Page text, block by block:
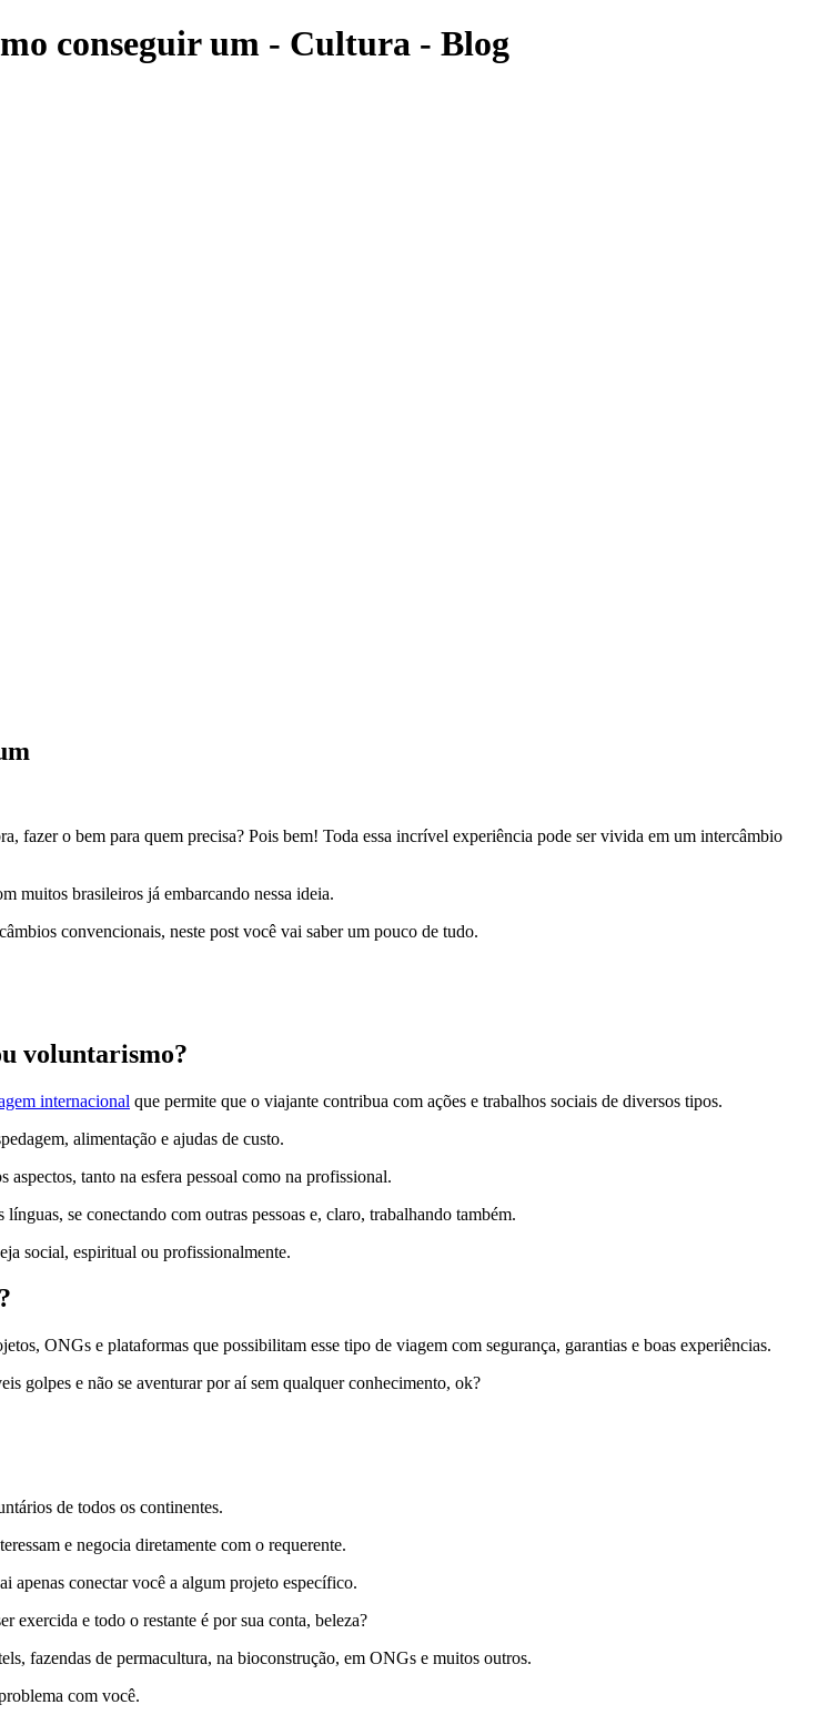
conseguir um - Cultura - Blog
fazer o bem para quem precisa? Pois bem! Toda essa incrível experiência pode ser vivida em um intercâmbio
muitos brasileiros já embarcando nessa ideia.
convencionais, neste post você vai saber um pouco de tudo.
voluntarismo?
internacional que permite que o viajante contribua com ações e trabalhos sociais de diversos tipos.
alimentação e ajudas de custo.
tanto na esfera pessoal como na profissional.
se conectando com outras pessoas e, claro, trabalhando também.
social, espiritual ou profissionalmente.
ONGs e plataformas que possibilitam esse tipo de viagem com segurança, garantias e boas experiências.
golpes e não se aventurar por aí sem qualquer conhecimento, ok?
de todos os continentes.
e negocia diretamente com o requerente.
apenas conectar você a algum projeto específico.
exercida e todo o restante é por sua conta, beleza?
fazendas de permacultura, na bioconstrução, em ONGs e muitos outros.
com você.